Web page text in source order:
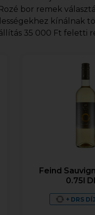
bor remek
kínálnak
35 000 Ft feletti
Feind
0.75l
+ DRS